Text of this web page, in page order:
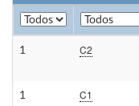
1 C2
1 C1